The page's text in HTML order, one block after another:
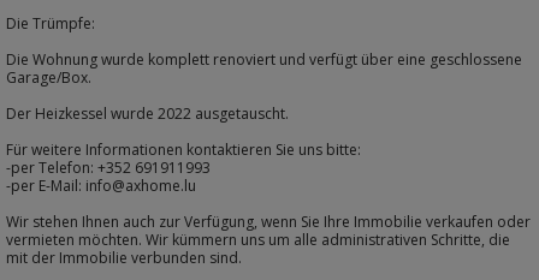
Die Trümpfe:
Die Wohnung wurde komplett renoviert und verfügt über eine geschlossene
Garage/Box.
Der Heizkessel wurde 2022 ausgetauscht.
Für weitere Informationen kontaktieren Sie uns bitte:
-per Telefon: +352 691911993
-per E-Mail: info@axhome.lu
Wir stehen Ihnen auch zur Verfügung, wenn Sie Ihre Immobilie verkaufen oder
vermieten möchten. Wir kümmern uns um alle administrativen Schritte, die
mit der Immobilie verbunden sind.